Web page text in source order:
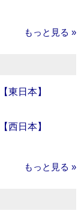
もっと見る »
日本】
日本】
もっと見る »